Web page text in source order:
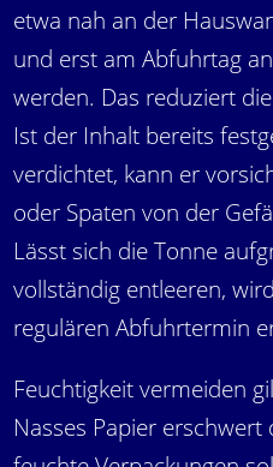
etwa nah an der
und erst am Abfuhrtag
werden. Das reduziert
Ist der Inhalt bereits
verdichtet, kann er
oder Spaten von der
Lässt sich die Tonne
vollständig entleeren,
regulären Abfuhrtermin
Feuchtigkeit vermeiden
Nasses Papier